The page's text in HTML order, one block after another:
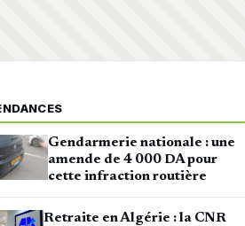
Gendarmerie nationale : une
amende de 4 000 DA pour
cette infraction routière
Retraite en Algérie : la CNR